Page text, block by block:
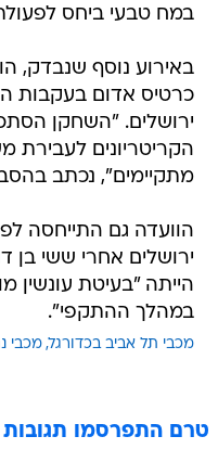
במח טבעי ביחס
באירוע נוסף שנבדק,
כרטיס אדום בעקבות
ירושלים. "השחקן
הקריטריונים
מתקיימים", נכתב
הוועדה גם התייחסה
ירושלים אחרי ששי בן
הייתה "בעיטת עונשין
במהלך ההתקפי".
מכבי תל אביב בכדורגל מכבי
טרם התפרסמו תגובות